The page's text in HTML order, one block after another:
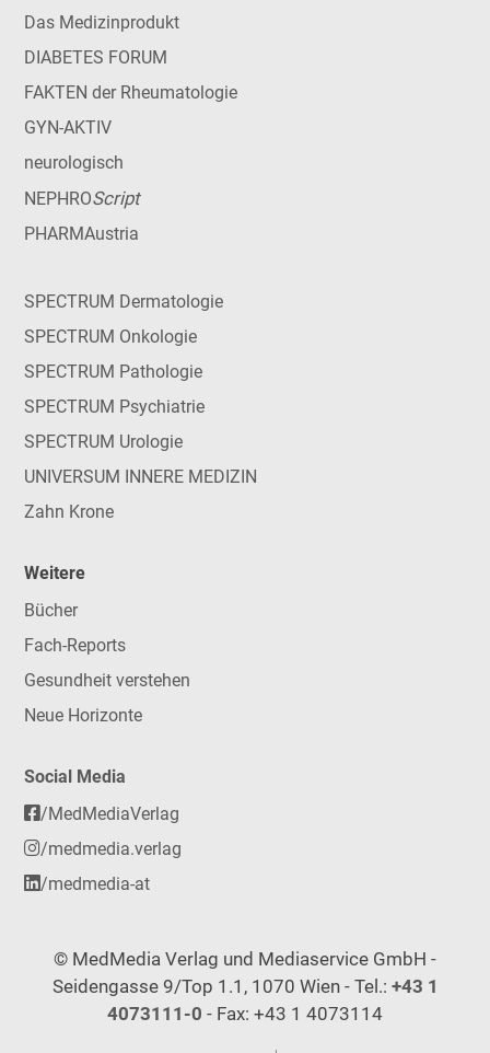
Das Medizinprodukt
DIABETES FORUM
FAKTEN der Rheumatologie
GYN-AKTIV
neurologisch
NEPHROScript
PHARMAustria
SPECTRUM Dermatologie
SPECTRUM Onkologie
SPECTRUM Pathologie
SPECTRUM Psychiatrie
SPECTRUM Urologie
UNIVERSUM INNERE MEDIZIN
Zahn Krone
Weitere
Bücher
Fach-Reports
Gesundheit verstehen
Neue Horizonte
Social Media
/MedMediaVerlag
/medmedia.verlag
/medmedia-at
© MedMedia Verlag und Mediaservice GmbH -
Seidengasse 9/Top 1.1, 1070 Wien - Tel.: +43 1
4073111-0 - Fax: +43 1 4073114